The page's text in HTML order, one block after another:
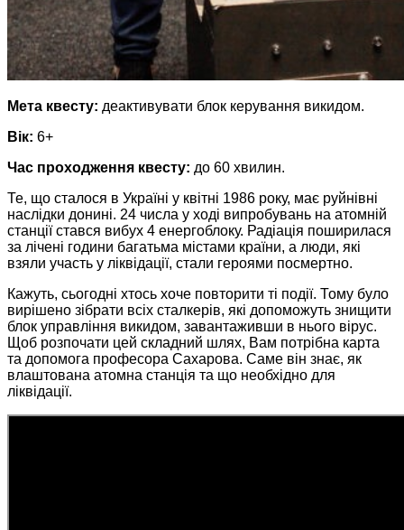
Мета квесту: деактивувати блок керування викидом.
Вік: 6+
Час проходження квесту: до 60 хвилин.
Те, що сталося в Україні у квітні 1986 року, має руйнівні
наслідки донині. 24 числа у ході випробувань на атомній
станції стався вибух 4 енергоблоку. Радіація поширилася
за лічені години багатьма містами країни, а люди, які
взяли участь у ліквідації, стали героями посмертно.
Кажуть, сьогодні хтось хоче повторити ті події. Тому було
вирішено зібрати всіх сталкерів, які допоможуть знищити
блок управління викидом, завантаживши в нього вірус.
Щоб розпочати цей складний шлях, Вам потрібна карта
та допомога професора Сахарова. Саме він знає, як
влаштована атомна станція та що необхідно для
ліквідації.